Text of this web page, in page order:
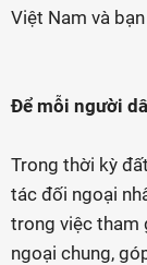
Việt Nam và
Để mỗi người
Trong thời kỳ
tác đối ngoại
trong việc tham
ngoại chung,